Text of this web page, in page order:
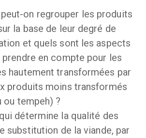
on regrouper les produits
la base de leur degré de
et quels sont les aspects
en compte pour les
hautement transformées par
produits moins transformés
ou tempeh) ?
détermine la qualité des
substitution de la viande, par